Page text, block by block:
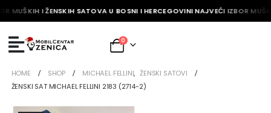
MUŠKIH I ŽENSKIH SATOVA U BOSNI I HERCEGOVINI NAJVEĆI IZBOR
0
HOME SHOP MICHAEL FELLINI, ŽENSKI SATOVI
ŽENSKI SAT MICHAEL FELLINI 2183 (2714-2)